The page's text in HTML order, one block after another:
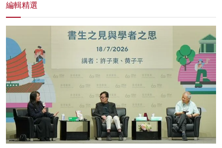
編輯精選